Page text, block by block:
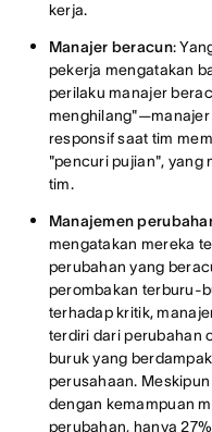
kerja.
Manajer beracun:
pekerja mengatakan
perilaku manajer
menghilang"—manajer
responsif saat tim
"pencuri pujian", yang
tim.
Manajemen
mengatakan mereka
perubahan yang
perombakan terburu-
terhadap kritik,
terdiri dari perubahan
buruk yang
perusahaan.
dengan kemampuan
perubahan, hanya